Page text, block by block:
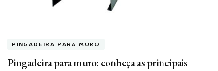
PINGADEIRA PARA MURO
Pingadeira para muro: conheça as principais